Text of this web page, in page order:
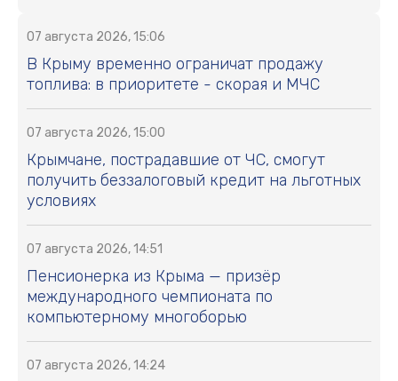
07 августа 2026, 15:06
В Крыму временно ограничат продажу
топлива: в приоритете - скорая и МЧС
07 августа 2026, 15:00
Крымчане, пострадавшие от ЧС, смогут
получить беззалоговый кредит на льготных
условиях
07 августа 2026, 14:51
Пенсионерка из Крыма — призёр
международного чемпионата по
компьютерному многоборью
07 августа 2026, 14:24